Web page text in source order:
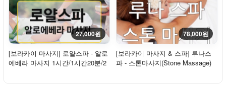
27,000원
[보라카이 마사지] 로얄스파 - 알로
에베라 마사지 1시간/1시간20분/2
78,000원
[보라카이 마사지 & 스파] 루나스
파 - 스톤마사지(Stone Massage)